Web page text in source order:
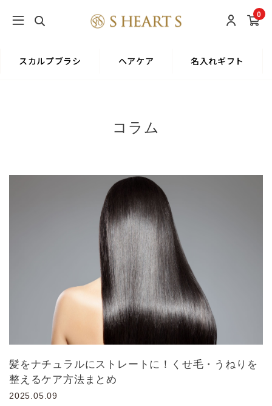
0
スカルプブラシ ヘアケア 名入れギフト
コラム
髪をナチュラルにストレートに！くせ毛・うねりを
整えるケア方法まとめ
2025.05.09